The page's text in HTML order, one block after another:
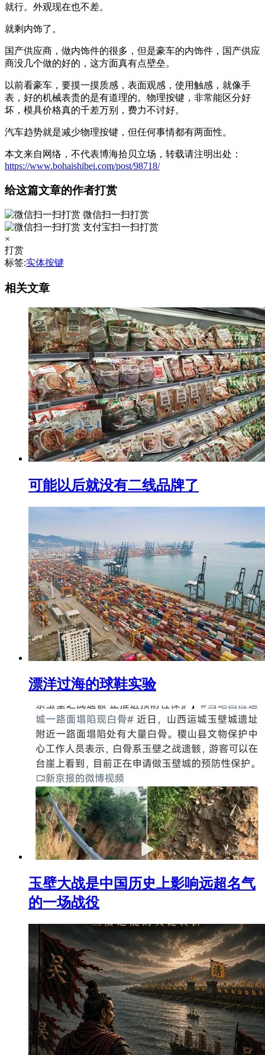
就行。外观现在也不差。
就剩内饰了。
国产供应商，做内饰件的很多，但是豪车的内饰件，国产供应
商没几个做的好的，这方面真有点壁垒。
以前看豪车，要摸一摸质感，表面观感，使用触感，就像手
表，好的机械表贵的是有道理的。物理按键，非常能区分好
坏，模具价格真的千差万别，费力不讨好。
汽车趋势就是减少物理按键，但任何事情都有两面性。
本文来自网络，不代表博海拾贝立场，转载请注明出处：
https://www.bohaishibei.com/post/98718/
给这篇文章的作者打赏
微信扫一扫打赏
支付宝扫一扫打赏
×
打赏
标签:实体按键
相关文章
可能以后就没有二线品牌了
漂洋过海的球鞋实验
玉壁大战是中国历史上影响远超名气
的一场战役